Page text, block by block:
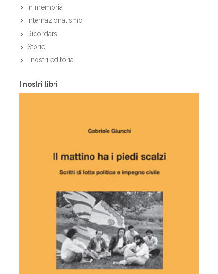
In memoria
Internazionalismo
Ricordarsi
Storie
I nostri editoriali
I nostri libri